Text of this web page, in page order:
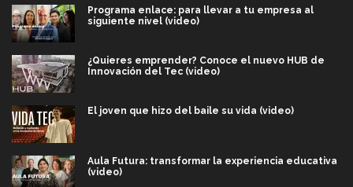
Programa enlace: para llevar a tu empresa al
siguiente nivel (video)
¿Quieres emprender? Conoce el nuevo HUB de
Innovación del Tec (video)
El joven que hizo del baile su vida (video)
Aula Futura: transformar la experiencia educativa
(video)